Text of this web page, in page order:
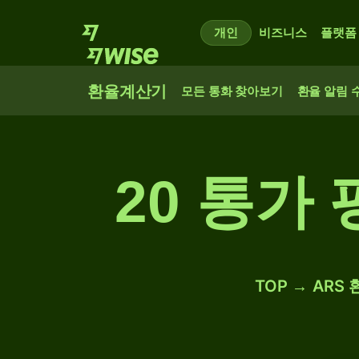
개인 비즈니스 플랫폼
환율계산기 모든 통화 찾아보기 환율 알림
20 통가
TOP → ARS